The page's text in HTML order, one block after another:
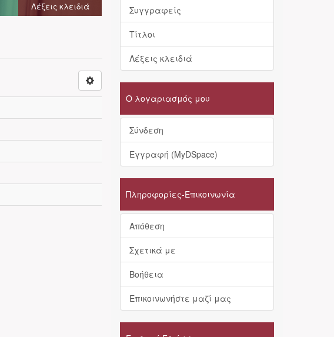
Λέξεις κλειδιά Συγγραφείς
Τίτλοι
Λέξεις κλειδιά
Ο λογαριασμός μου
Σύνδεση
Εγγραφή (MyDSpace)
Πληροφορίες-Επικοινωνία
Απόθεση
Σχετικά με
Βοήθεια
Επικοινωνήστε μαζί μας